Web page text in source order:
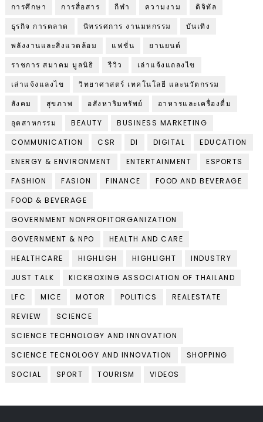
การศึกษา
การสื่อสาร กีฬา ความงาม
ดิจิทัล
ธุรกิจ การตลาด
นิทรรศการ งานมหกรรม
บันเทิง
พลังงานและสิ่งแวดล้อม
แฟชั่น
ยานยนต์
ราชการ สมาคม มูลนิธิ
รีวิว
เล่าแจ้งแถลงไข
เล่าแจ้งแลงไข
วิทยาศาสตร์ เทคโนโลยี และนวัตกรรม
สังคม
สุขภาพ อสังหาริมทรัพย์
อาหารและเครื่องดื่ม
อุตสาหกรรม
BEAUTY
BUSINESS MARKETING
COMMUNICATION
CSR DI DIGITAL
EDUCATION
ENERGY & ENVIRONMENT
ENTERTAINMENT
ESPORTS
FASHION
FASION FINANCE
FOOD AND BEVERAGE
FOOD & BEVERAGE
GOVERNMENT NONPROFITORGANIZATION
GOVERNMENT & NPO
HEALTH AND CARE
HEALTHCARE
HIGHLIGH HIGHLIGHT
INDUSTRY
JUST TALK
KICKBOXING ASSOCIATION OF THAILAND
LFC
MICE MOTOR POLITICS
REALESTATE
REVIEW
SCIENCE
SCIENCE TECHNOLOGY AND INNOVATION
SCIENCE TECNOLOGY AND INNOVATION
SHOPPING
SOCIAL
SPORT TOURISM VIDEOS